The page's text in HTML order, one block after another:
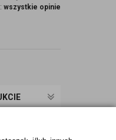
wszystkie opinie